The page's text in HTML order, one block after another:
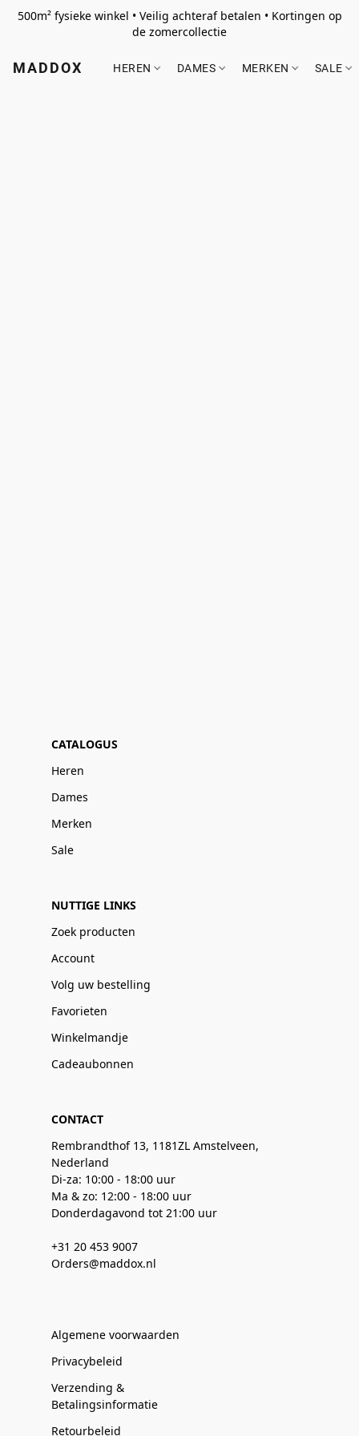
500m² fysieke winkel • Veilig achteraf betalen • Kortingen op
de zomercollectie
MADDOX HEREN DAMES MERKEN SALE
CATALOGUS
Heren
Dames
Merken
Sale
NUTTIGE LINKS
Zoek producten
Account
Volg uw bestelling
Favorieten
Winkelmandje
Cadeaubonnen
CONTACT
Rembrandthof 13, 1181ZL Amstelveen,
Nederland
Di-za: 10:00 - 18:00 uur
Ma & zo: 12:00 - 18:00 uur
Donderdagavond tot 21:00 uur
+31 20 453 9007
Orders@maddox.nl
Algemene voorwaarden
Privacybeleid
Verzending &
Betalingsinformatie
Retourbeleid